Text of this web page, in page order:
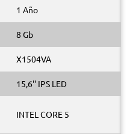
1 Año
8 Gb
X1504VA
15,6'' IPS LED
INTEL CORE 5